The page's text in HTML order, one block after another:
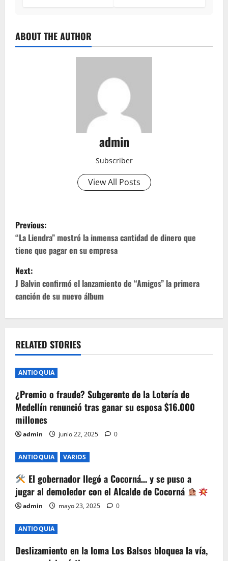
ABOUT THE AUTHOR
admin
Subscriber
View All Posts
P
o
s
t
n
v
i
g
a
t
i
o
n
Previous:
“La Liendra” mostró la inmensa cantidad de dinero que
tiene que pagar en su empresa
Next:
J Balvin confirmó el lanzamiento de “Amigos” la primera
canción de su nuevo álbum
RELATED STORIES
ANTIOQUIA
¿Premio o fraude? Subgerente de la Lotería de
Medellín renunció tras ganar su esposa $16.000
millones
admin junio 22, 2025 0
ANTIOQUIA VARIOS
El gobernador llegó a Cocorná… y se puso a
jugar al demoledor con el Alcalde de Cocorná
admin mayo 23, 2025 0
ANTIOQUIA
Deslizamiento en la loma Los Balsos bloquea la vía,